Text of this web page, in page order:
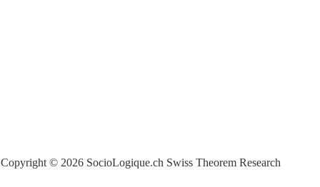
Copyright © 2026 SocioLogique.ch Swiss Theorem Research